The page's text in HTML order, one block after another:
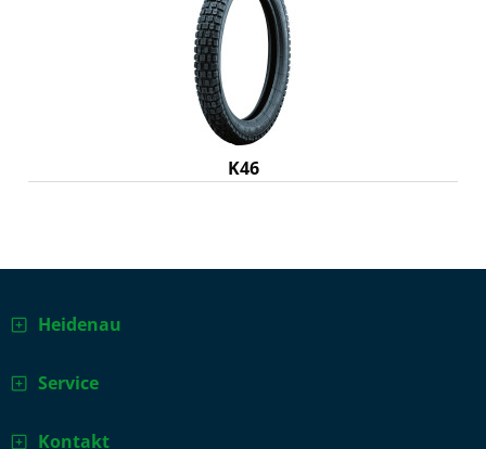
K46
Heidenau
Service
Kontakt